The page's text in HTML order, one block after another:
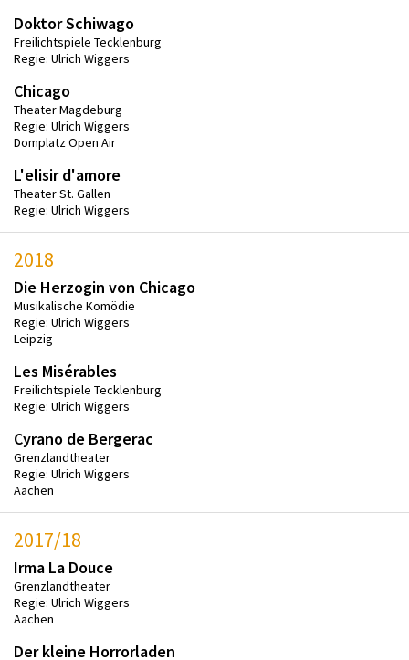
Doktor Schiwago
Freilichtspiele Tecklenburg
Regie: Ulrich Wiggers
Chicago
Theater Magdeburg
Regie: Ulrich Wiggers
Domplatz Open Air
L'elisir d'amore
Theater St. Gallen
Regie: Ulrich Wiggers
2018
Die Herzogin von Chicago
Musikalische Komödie
Regie: Ulrich Wiggers
Leipzig
Les Misérables
Freilichtspiele Tecklenburg
Regie: Ulrich Wiggers
Cyrano de Bergerac
Grenzlandtheater
Regie: Ulrich Wiggers
Aachen
2017/18
Irma La Douce
Grenzlandtheater
Regie: Ulrich Wiggers
Aachen
Der kleine Horrorladen